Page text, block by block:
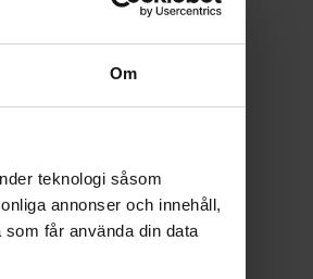
Om
teknologi såsom
annonser och innehåll,
får använda din data
–
U13-16F,
-…